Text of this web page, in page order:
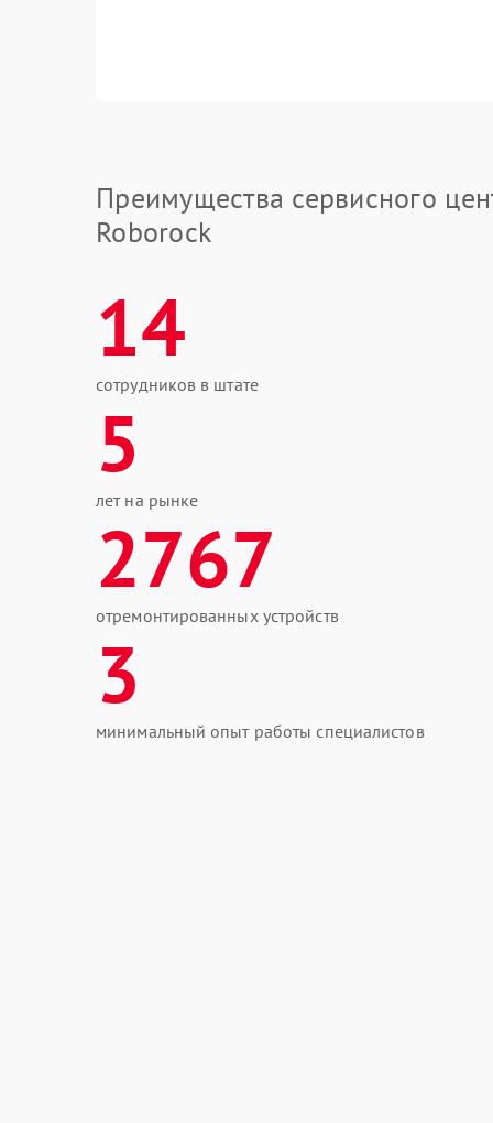
Преимущества сервисного
Roborock
14
сотрудников в штате
5
лет на рынке
2767
отремонтированных устройств
3
минимальный опыт работы специалистов